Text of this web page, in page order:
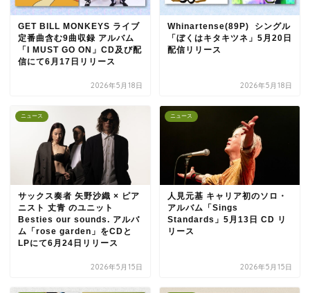
GET BILL MONKEYS ライブ
定番曲含む9曲収録 アルバム
「I MUST GO ON」CD及び配
信にて6月17日リリース
2026年5月18日
Whinartense(89P) シングル
「ぼくはキタキツネ」5月20日
配信リリース
2026年5月18日
ニュース
サックス奏者 矢野沙織 × ピア
ニスト 丈青 のユニット
Besties our sounds. アルバ
ム「rose garden」をCDと
LPにて6月24日リリース
2026年5月15日
ニュース
⼈⾒元基 キャリア初のソロ・
アルバム「Sings
Standards」5月13日 CD リ
リース
2026年5月15日